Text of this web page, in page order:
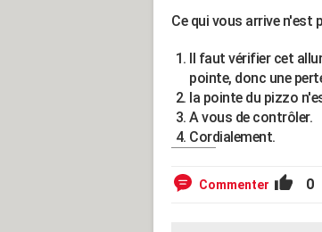
Ce qui vous arrive n'est
Il faut vérifier cet
pointe, donc une
la pointe du pizzo
A vous de contrôler.
Cordialement.
Commenter 0